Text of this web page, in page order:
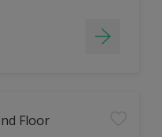
Floor